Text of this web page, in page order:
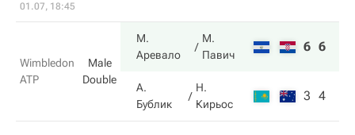
01.07, 18:45
Wimbledon
ATP
Male
Double
М.
Аревало
М.
Павич
6 6
А.
Бублик
Н.
Кирьос
3 4